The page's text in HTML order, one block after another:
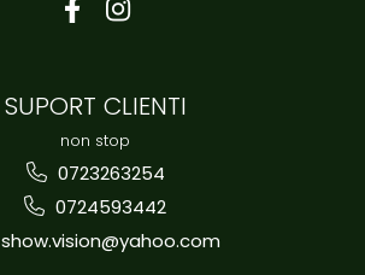
SUPORT CLIENTI
non stop
0723263254
0724593442
show.vision@yahoo.com